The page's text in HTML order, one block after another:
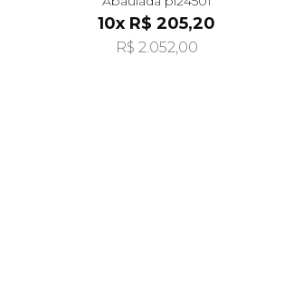
10x R$ 205,20
R$ 2.052,00